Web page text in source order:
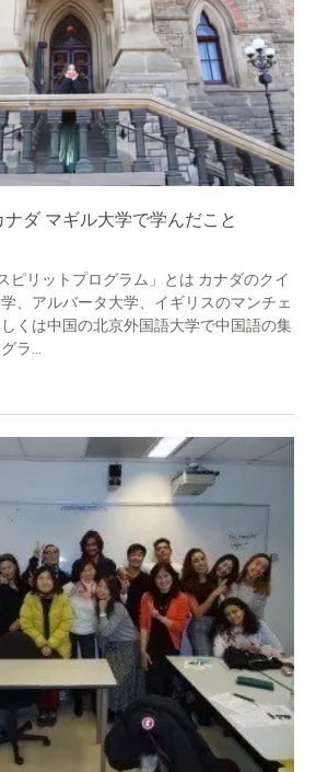
ナダ マギル大学で学んだこと
ピリットプログラム」とは カナダのクイ
、アルバータ大学、イギリスのマンチェ
くは中国の北京外国語大学で中国語の集
ラ...